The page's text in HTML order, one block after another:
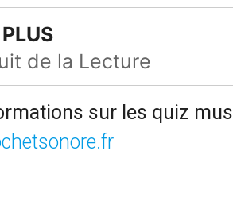
de la Lecture
sur les quiz